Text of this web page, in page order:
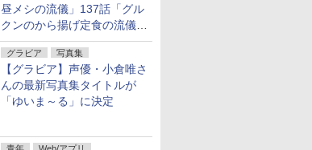
昼メシの流儀」137話「グル
クンのから揚げ定食の流儀」
が無料公開
グラビア 写真集
【グラビア】声優・小倉唯さ
んの最新写真集タイトルが
「ゆいま～る」に決定